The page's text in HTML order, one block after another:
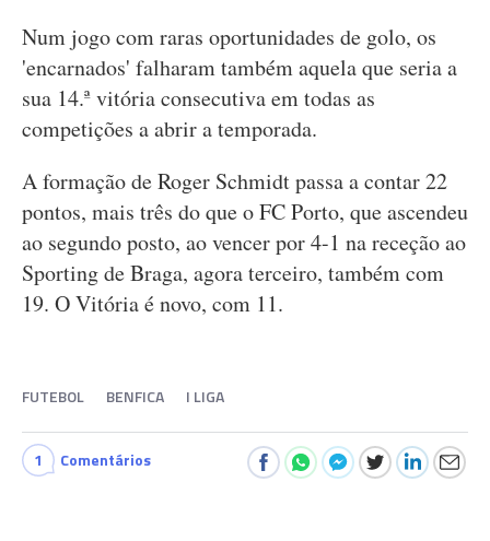
Num jogo com raras oportunidades de golo, os
'encarnados' falharam também aquela que seria a
sua 14.ª vitória consecutiva em todas as
competições a abrir a temporada.
A formação de Roger Schmidt passa a contar 22
pontos, mais três do que o FC Porto, que ascendeu
ao segundo posto, ao vencer por 4-1 na receção ao
Sporting de Braga, agora terceiro, também com
19. O Vitória é novo, com 11.
FUTEBOL BENFICA I LIGA
1 Comentários